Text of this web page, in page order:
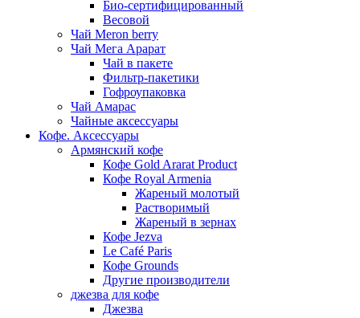
Био-сертифицированный
Весовой
Чай Meron berry
Чай Мега Арарат
Чай в пакете
Фильтр-пакетики
Гофроупаковка
Чай Амарас
Чайные аксессуары
Кофе. Аксессуары
Армянский кофе
Кофе Gold Ararat Product
Кофе Royal Armenia
Жареный молотый
Растворимый
Жареный в зернах
Кофе Jezva
Le Café Paris
Кофе Grounds
Другие производители
джезва для кофе
Джезва